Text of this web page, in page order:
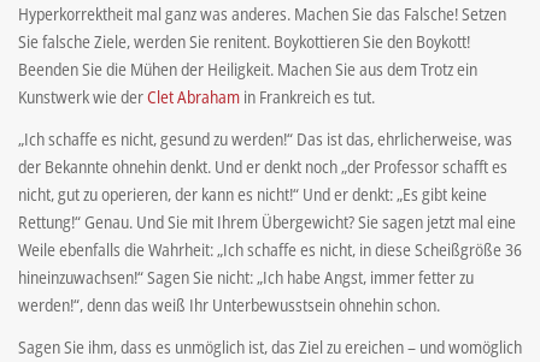
Hyperkorrektheit mal ganz was anderes. Machen Sie das Falsche! Setzen
Sie falsche Ziele, werden Sie renitent. Boykottieren Sie den Boykott!
Beenden Sie die Mühen der Heiligkeit. Machen Sie aus dem Trotz ein
Kunstwerk wie derClet Abraham in Frankreich es tut.
„Ich schaffe es nicht, gesund zu werden!“ Das ist das, ehrlicherweise, was
der Bekannte ohnehin denkt. Und er denkt noch „der Professor schafft es
nicht, gut zu operieren, der kann es nicht!“ Und er denkt: „Es gibt keine
Rettung!“ Genau. Und Sie mit Ihrem Übergewicht? Sie sagen jetzt mal eine
Weile ebenfalls die Wahrheit: „Ich schaffe es nicht, in diese Scheißgröße 36
hineinzuwachsen!“ Sagen Sie nicht: „Ich habe Angst, immer fetter zu
werden!“, denn das weiß Ihr Unterbewusstsein ohnehin schon.
Sagen Sie ihm, dass es unmöglich ist, das Ziel zu ereichen – und womöglich